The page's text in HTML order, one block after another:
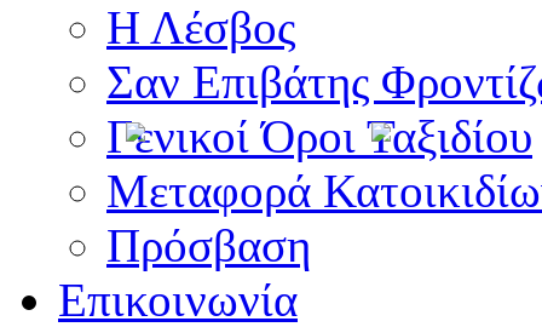
Η Λέσβος
Σαν Επιβάτης
Γενικοί Όροι Ταξιδίου
Μεταφορά
Πρόσβαση
Επικοινωνία